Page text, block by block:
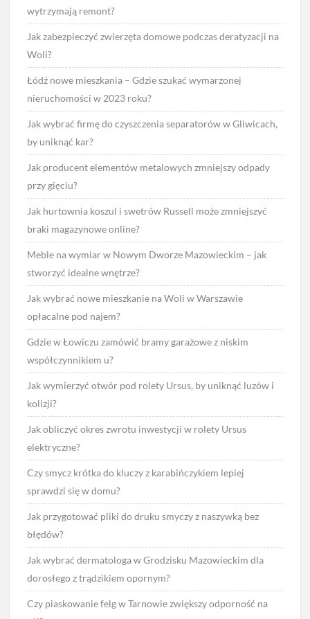
wytrzymają remont?
Jak zabezpieczyć zwierzęta domowe podczas deratyzacji na
Woli?
Łódź nowe mieszkania – Gdzie szukać wymarzonej
nieruchomości w 2023 roku?
Jak wybrać firmę do czyszczenia separatorów w Gliwicach,
by uniknąć kar?
Jak producent elementów metalowych zmniejszy odpady
przy gięciu?
Jak hurtownia koszul i swetrów Russell może zmniejszyć
braki magazynowe online?
Meble na wymiar w Nowym Dworze Mazowieckim – jak
stworzyć idealne wnętrze?
Jak wybrać nowe mieszkanie na Woli w Warszawie
opłacalne pod najem?
Gdzie w Łowiczu zamówić bramy garażowe z niskim
współczynnikiem u?
Jak wymierzyć otwór pod rolety Ursus, by uniknąć luzów i
kolizji?
Jak obliczyć okres zwrotu inwestycji w rolety Ursus
elektryczne?
Czy smycz krótka do kluczy z karabińczykiem lepiej
sprawdzi się w domu?
Jak przygotować pliki do druku smyczy z naszywką bez
błędów?
Jak wybrać dermatologa w Grodzisku Mazowieckim dla
dorosłego z trądzikiem opornym?
Czy piaskowanie felg w Tarnowie zwiększy odporność na